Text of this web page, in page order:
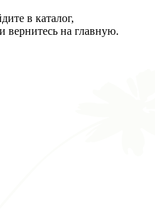
в каталог,
вернитесь на главную.